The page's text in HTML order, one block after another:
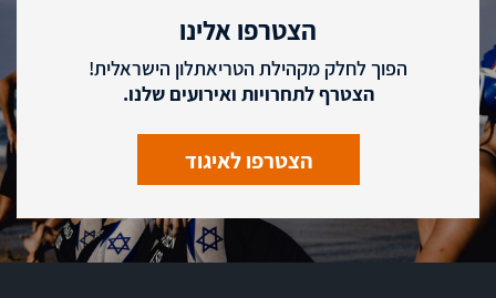
הצטרפו אלינו
הפוך לחלק מקהילת הטריאתלון הישראלית!
הצטרף לתחרויות ואירועים שלנו.
הצטרפו לאיגוד